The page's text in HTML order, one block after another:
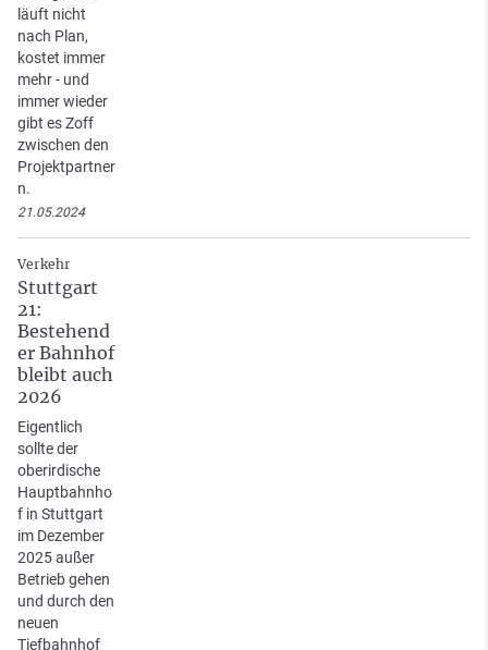
läuft nicht
nach Plan,
kostet immer
mehr - und
immer wieder
gibt es Zoff
zwischen den
Projektpartner
n.
21.05.2024
Verkehr
Stuttgart
21:
Bestehend
er Bahnhof
bleibt auch
2026
Eigentlich
sollte der
oberirdische
Hauptbahnho
f in Stuttgart
im Dezember
2025 außer
Betrieb gehen
und durch den
neuen
Tiefbahnhof